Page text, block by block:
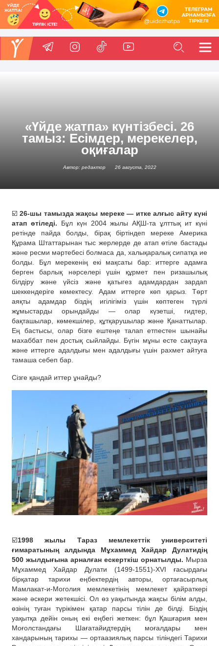
«Үйде жатпа» күнтізбесі. 26
тамыз: Есімдер, мерекелер,
оқиғалар
Автор: редактор 26 августа, 2022
☑️26-шы тамызда жақсы мереке — итке алғыс айту күні
атап өтіледі. Бұл күн 2004 жылы АҚШ-та ұлттық ит күні
ретінде пайда болды, бірақ біртіндеп мереке Америка
Құрама Штаттарынан тыс жерлерде де атап өтіле бастады
және ресми мәртебесі болмаса да, халықаралық сипатқа ие
болды. Бұл мерекенің екі мақсаты бар: иттерге адамға
берген барлық нәрселері үшін құрмет пен ризашылық
білдіру және үйсіз және қатыгез адамдардан зардап
шеккендеріге көмектесу. Адам иттерге көп қарыз. Төрт
аяқты адамдар біздің игілігіміз үшін көптеген түрлі
жұмыстарды орындайды — олар күзетші, гидтер,
бақташылар, көмекшілер, құтқарушылар және Қанаттылар.
Ең бастысы, олар бізге ештеңе талап етпестен шынайы
махаббат пен достық сыйлайды. Бүгін мұны есте сақтауға
және иттерге адалдығы мен адалдығы үшін рахмет айтуға
тамаша себеп бар.
Сізге қандай иттер ұнайды?
☑️1998 жылы Тараз мемлекеттік университеті
ғимаратының алдында Мұхаммед Хайдар Дулатидің
500 жылдығына арналған ескерткіш орнатылды. Мырза
Мұхаммед Хайдар Дулати (1499-1551)-XVI ғасырдағы
бірқатар тарихи еңбектердің авторы, ортағасырлық
Мамлакат-и-Моголия мемлекетінің мемлекет қайраткері
және әскери жетекшісі. Ол өз уақытында жақсы білім алды,
өзінің туған түрікімен қатар парсы тілін де білді. Біздің
уақытқа дейін оның екі еңбегі жеткен: бұл Қашғария мен
Моғолстандағы Шағатайидтердің моғалдары мен
хандарының тарихы — ортаазиялық парсы тіліндегі Тарихи